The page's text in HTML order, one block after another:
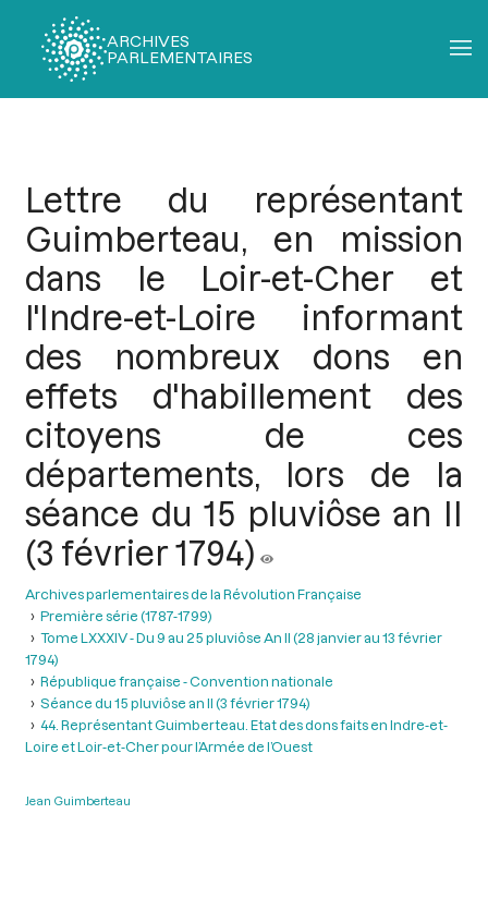
ARCHIVES
PARLEMENTAIRES
Lettre du représentant
Guimberteau, en mission
dans le Loir-et-Cher et
l'Indre-et-Loire informant
des nombreux dons en
effets d'habillement des
citoyens de ces
départements, lors de la
séance du 15 pluviôse an II
(3 février 1794)
Archives parlementaires de la Révolution Française
Première série (1787-1799)
Tome LXXXIV - Du 9 au 25 pluviôse An II (28 janvier au 13 février
1794)
République française - Convention nationale
Séance du 15 pluviôse an II (3 février 1794)
44. Représentant Guimberteau. Etat des dons faits en Indre-et-
Loire et Loir-et-Cher pour l’Armée de l’Ouest
Jean Guimberteau